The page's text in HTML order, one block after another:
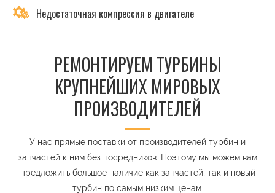
Недостаточная компрессия в двигателе
РЕМОНТИРУЕМ ТУРБИНЫ
КРУПНЕЙШИХ МИРОВЫХ
ПРОИЗВОДИТЕЛЕЙ
У нас прямые поставки от производителей турбин и
запчастей к ним без посредников. Поэтому мы можем вам
предложить большое наличие как запчастей, так и новый
турбин по самым низким ценам.